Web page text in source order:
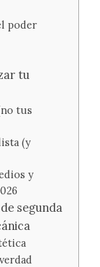
poder
tu
tus
(y
y
segunda